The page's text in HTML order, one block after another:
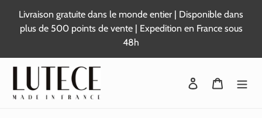
contenu
Livraison gratuite dans le monde entier | Disponible dans
plus de 500 points de vente | Expedition en France sous
48h
Se connecter
Panier